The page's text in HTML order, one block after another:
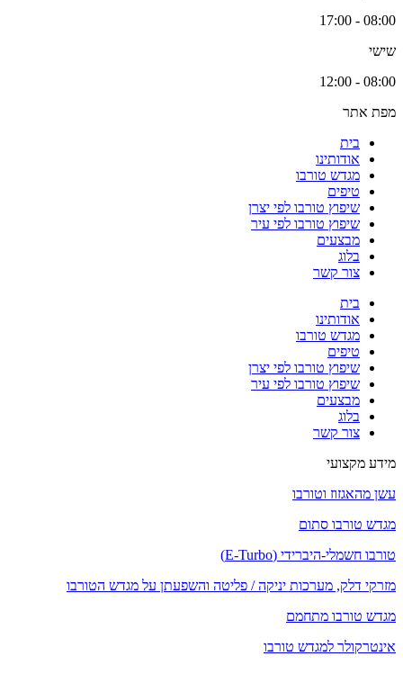
08:00 - 17:00
שישי
08:00 - 12:00
מפת אתר
בית
אודותינו
מגדש טורבו
טיפים
שיפוץ טורבו לפי יצרן
שיפוץ טורבו לפי עיר
מבצעים
בלוג
צור קשר
בית
אודותינו
מגדש טורבו
טיפים
שיפוץ טורבו לפי יצרן
שיפוץ טורבו לפי עיר
מבצעים
בלוג
צור קשר
מידע מקצועי
עשן מהאגזוז וטורבו
מגדש טורבו סתום
טורבו חשמלי-היברידי (E-Turbo)
מזרקי דלק, מערכות יניקה / פליטה והשפעתן על מגדש הטורבו
מגדש טורבו מתחמם
אינטרקולר למגדש טורבו